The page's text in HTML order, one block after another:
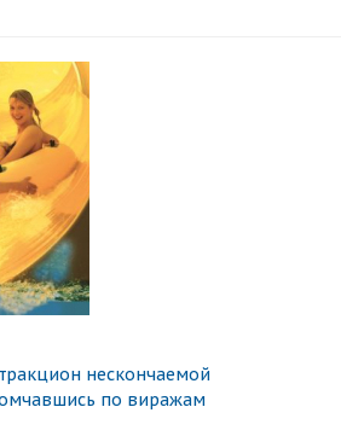
нескончаемой
по виражам